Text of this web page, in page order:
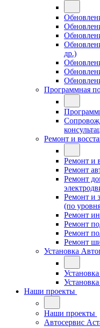
др.)
Программная
Ремонт и
Ремонт и
Ремонт
Ремонт
Ремонт и
(по
Ремонт
Ремонт
Ремонт
Ремонт
Установка
Наши проекты
Наши проекты
Автосервис